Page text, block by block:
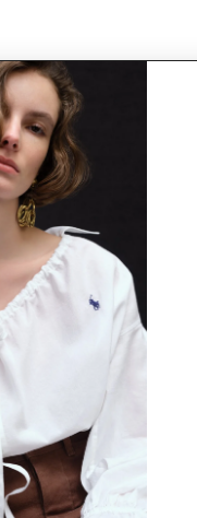
17:00
darbo dienas
rasti